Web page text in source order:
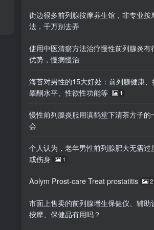
街边很多前列腺按摩养生馆，非专业按
法，千万别去弄
使用中医清瘀方法治疗慢性前列腺炎有
优势，慢病慢治
海苔对男性的15大好处：前列腺健康、
睾酮水平、性欲性功能等
1
慢性前列腺炎服用滇鹤堂下清茶方子的
会
个人认为，老年男性前列腺肥大无需过
或伤身
1
Aolym Prost-care Treat prostatitis 2
市面上售卖的前列腺增生保健仪、辅助
按摩、保健品有用吗？